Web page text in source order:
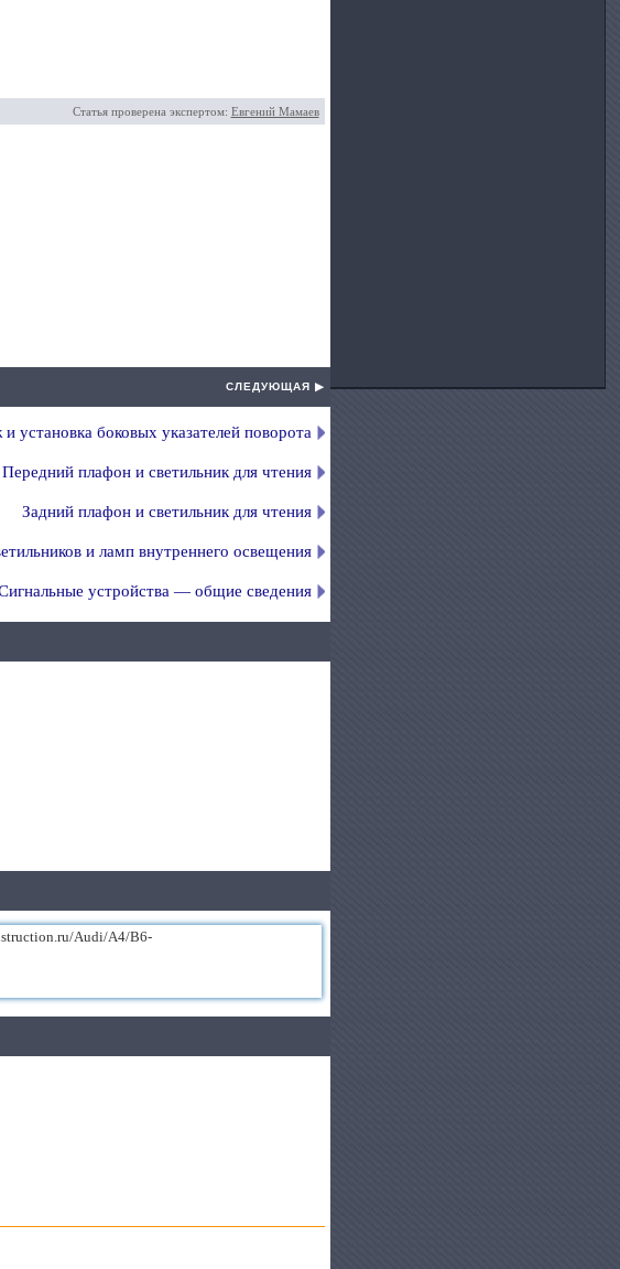
Статья проверена экспертом: Евгений Мамаев
СЛЕДУЮЩАЯ ▶
установка боковых указателей поворота
Передний плафон и светильник для чтения
Задний плафон и светильник для чтения
и ламп внутреннего освещения
устройства — общие сведения